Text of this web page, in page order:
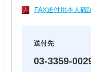
FAX送付用本人確
送付先
03-3359-